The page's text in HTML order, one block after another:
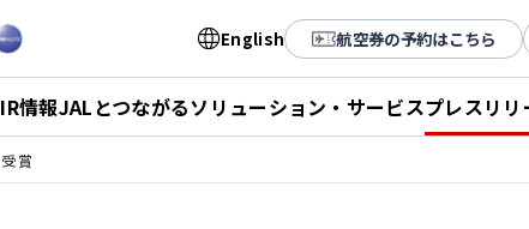
English 航空券の予約はこちら
IR情報JALとつながるソリューション・サービスプレスリリ
受賞